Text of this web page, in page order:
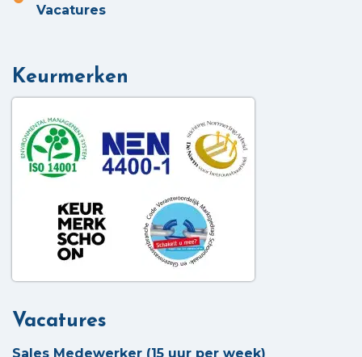
Vacatures
Keurmerken
Vacatures
Sales Medewerker (15 uur per week)